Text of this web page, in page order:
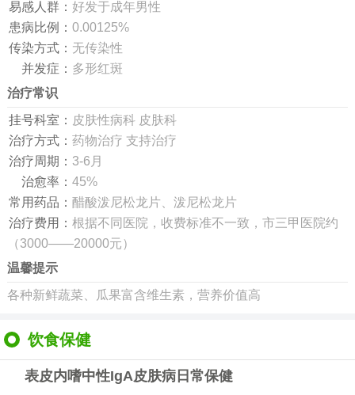
易感人群： 好发于成年男性
患病比例： 0.00125%
传染方式： 无传染性
并发症： 多形红斑
治疗常识
挂号科室： 皮肤性病科 皮肤科
治疗方式： 药物治疗 支持治疗
治疗周期： 3-6月
治愈率： 45%
常用药品： 醋酸泼尼松龙片、泼尼松龙片
治疗费用： 根据不同医院，收费标准不一致，市三甲医院约
（3000——20000元）
温馨提示
各种新鲜蔬菜、瓜果富含维生素，营养价值高
饮食保健
表皮内嗜中性IgA皮肤病日常保健